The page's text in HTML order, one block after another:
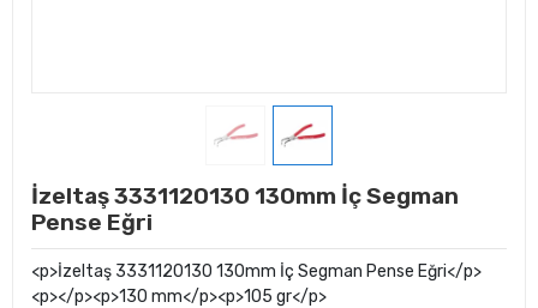
İzeltaş 3331120130 130mm İç Segman
Pense Eğri
<p>İzeltaş 3331120130 130mm İç Segman Pense Eğri</p>
<p></p><p>130 mm</p><p>105 gr</p>